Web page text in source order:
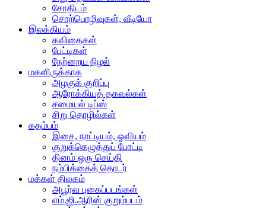
சோதிடம்
சொற்பொழிவுகள், வீடியோ
இலக்கியம்
கவிதைகள்
பேட்டிகள்
நேற்றைய நிழல்
மகளிருக்காக
அழகுக் குறிப்பு
ஆரோக்கியத் தகவல்கள்
சமையல் டிப்ஸ்
சிறு தொழில்கள்
கதம்பம்
இசை, நாட்டியம், ஓவியம்
குறுக்கெழுத்துப் போட்டி
தினம் ஒரு செய்தி
நம்பிக்கைத் தொடர்
மக்கள் திலகம்
அபூர்வ புகைப்படங்கள்
எம்.ஜி.ஆரின் குறும்படம்